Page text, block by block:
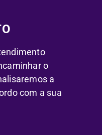
o
a
com a sua